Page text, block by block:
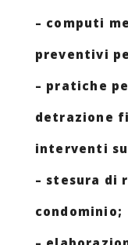
– computi
preventivi
– pratiche
detrazione
interventi
– stesura di
condominio;